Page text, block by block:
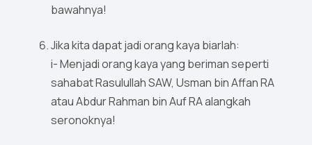
bawahnya!
Jika kita dapat jadi orang kaya biarlah:
i- Menjadi orang kaya yang beriman seperti
sahabat Rasulullah SAW, Usman bin Affan RA
atau Abdur Rahman bin Auf RA alangkah
seronoknya!